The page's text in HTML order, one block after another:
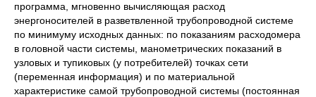
программа, мгновенно вычисляющая расход
энергоносителей в разветвленной трубопроводной системе
по минимуму исходных данных: по показаниям расходомера
в головной части системы, манометрических показаний в
узловых и тупиковых (у потребителей) точках сети
(переменная информация) и по материальной
характеристике самой трубопроводной системы (постоянная